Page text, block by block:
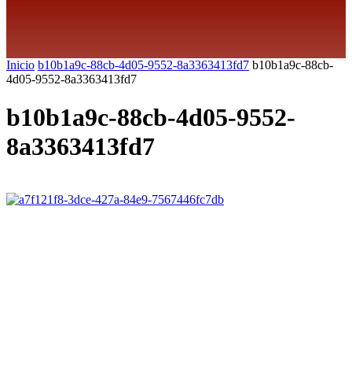
Inicio b10b1a9c-88cb-4d05-9552-8a3363413fd7 b10b1a9c-88cb-
4d05-9552-8a3363413fd7
b10b1a9c-88cb-4d05-9552-
8a3363413fd7